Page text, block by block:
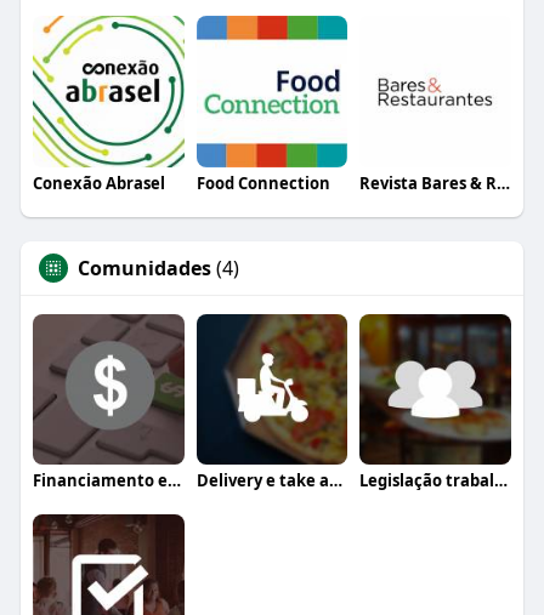
Conexão Abrasel Food Connection Revista Bares & Restaurantes
Comunidades(4)
Financiamento e crédito Delivery e take away Legislação trabalhista